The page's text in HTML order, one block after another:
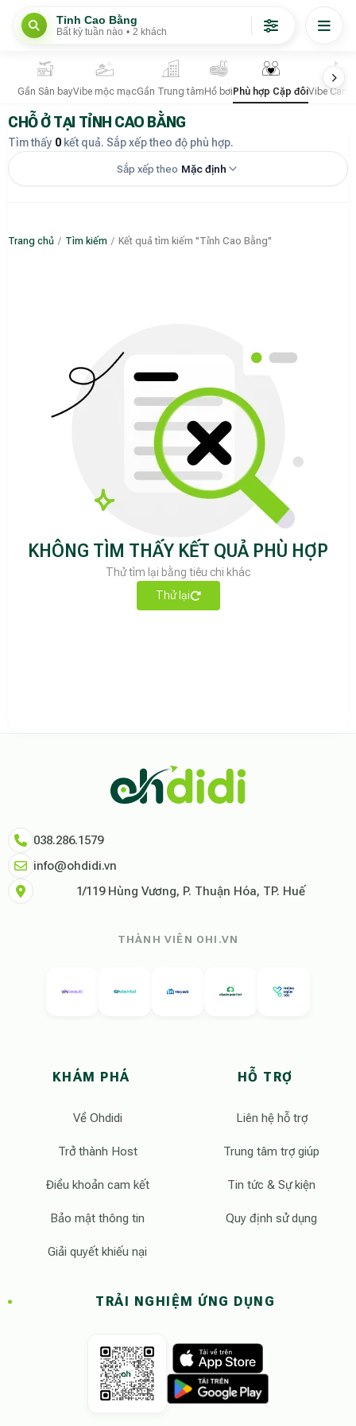
Tỉnh Cao Bằng
Bất kỳ tuần nào • 2 khách
Gần Sân bayVibe mộc mạcGần Trung tâm Hồ bơi Phù hợp Cặp đôiVibe
CHỖ Ở TẠI TỈNH CAO BẰNG
Tìm thấy 0 kết quả. Sắp xếp theo độ phù hợp.
Sắp xếp theo Mặc định
Trang chủ / Tìm kiếm / Kết quả tìm kiếm "Tỉnh Cao Bằng"
KHÔNG TÌM THẤY KẾT QUẢ PHÙ HỢP
Thử tìm lại bằng tiêu chi khác
Thử lại
"Tại Ohdidi, chúng tôi không chỉ cung cấp chỗ ở, chúng tôi cung
Tham khảo thêm tại:Ohdidi Facebook Official
038.286.1579
info@ohdidi.vn
1/119 Hùng Vương, P. Thuận Hóa, TP. Huế
THÀNH VIÊN OHI.VN
KHÁM PHÁ
Về Ohdidi
Trở thành Host
Điều khoản cam kết
Bảo mật thông tin
Giải quyết khiếu nại
HỖ TRỢ
Liên hệ hỗ trợ
Trung tâm trợ giúp
Tin tức & Sự kiện
Quy định sử dụng
TRẢI NGHIỆM ỨNG DỤNG